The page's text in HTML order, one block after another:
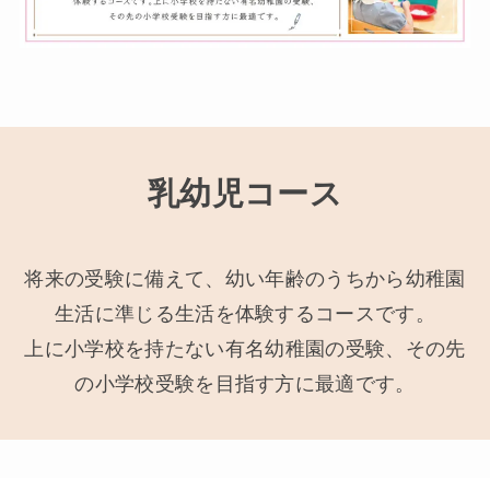
乳幼児コース
将来の受験に備えて、幼い年齢のうちから幼稚園
生活に準じる生活を体験するコースです。
上に小学校を持たない有名幼稚園の受験、その先
の小学校受験を目指す方に最適です。